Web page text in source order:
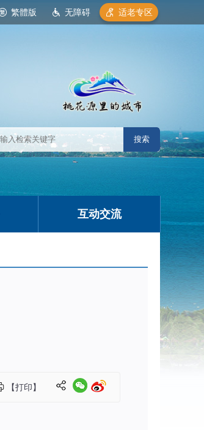
繁體版 无障碍 适老专区
互动交流
【打印】